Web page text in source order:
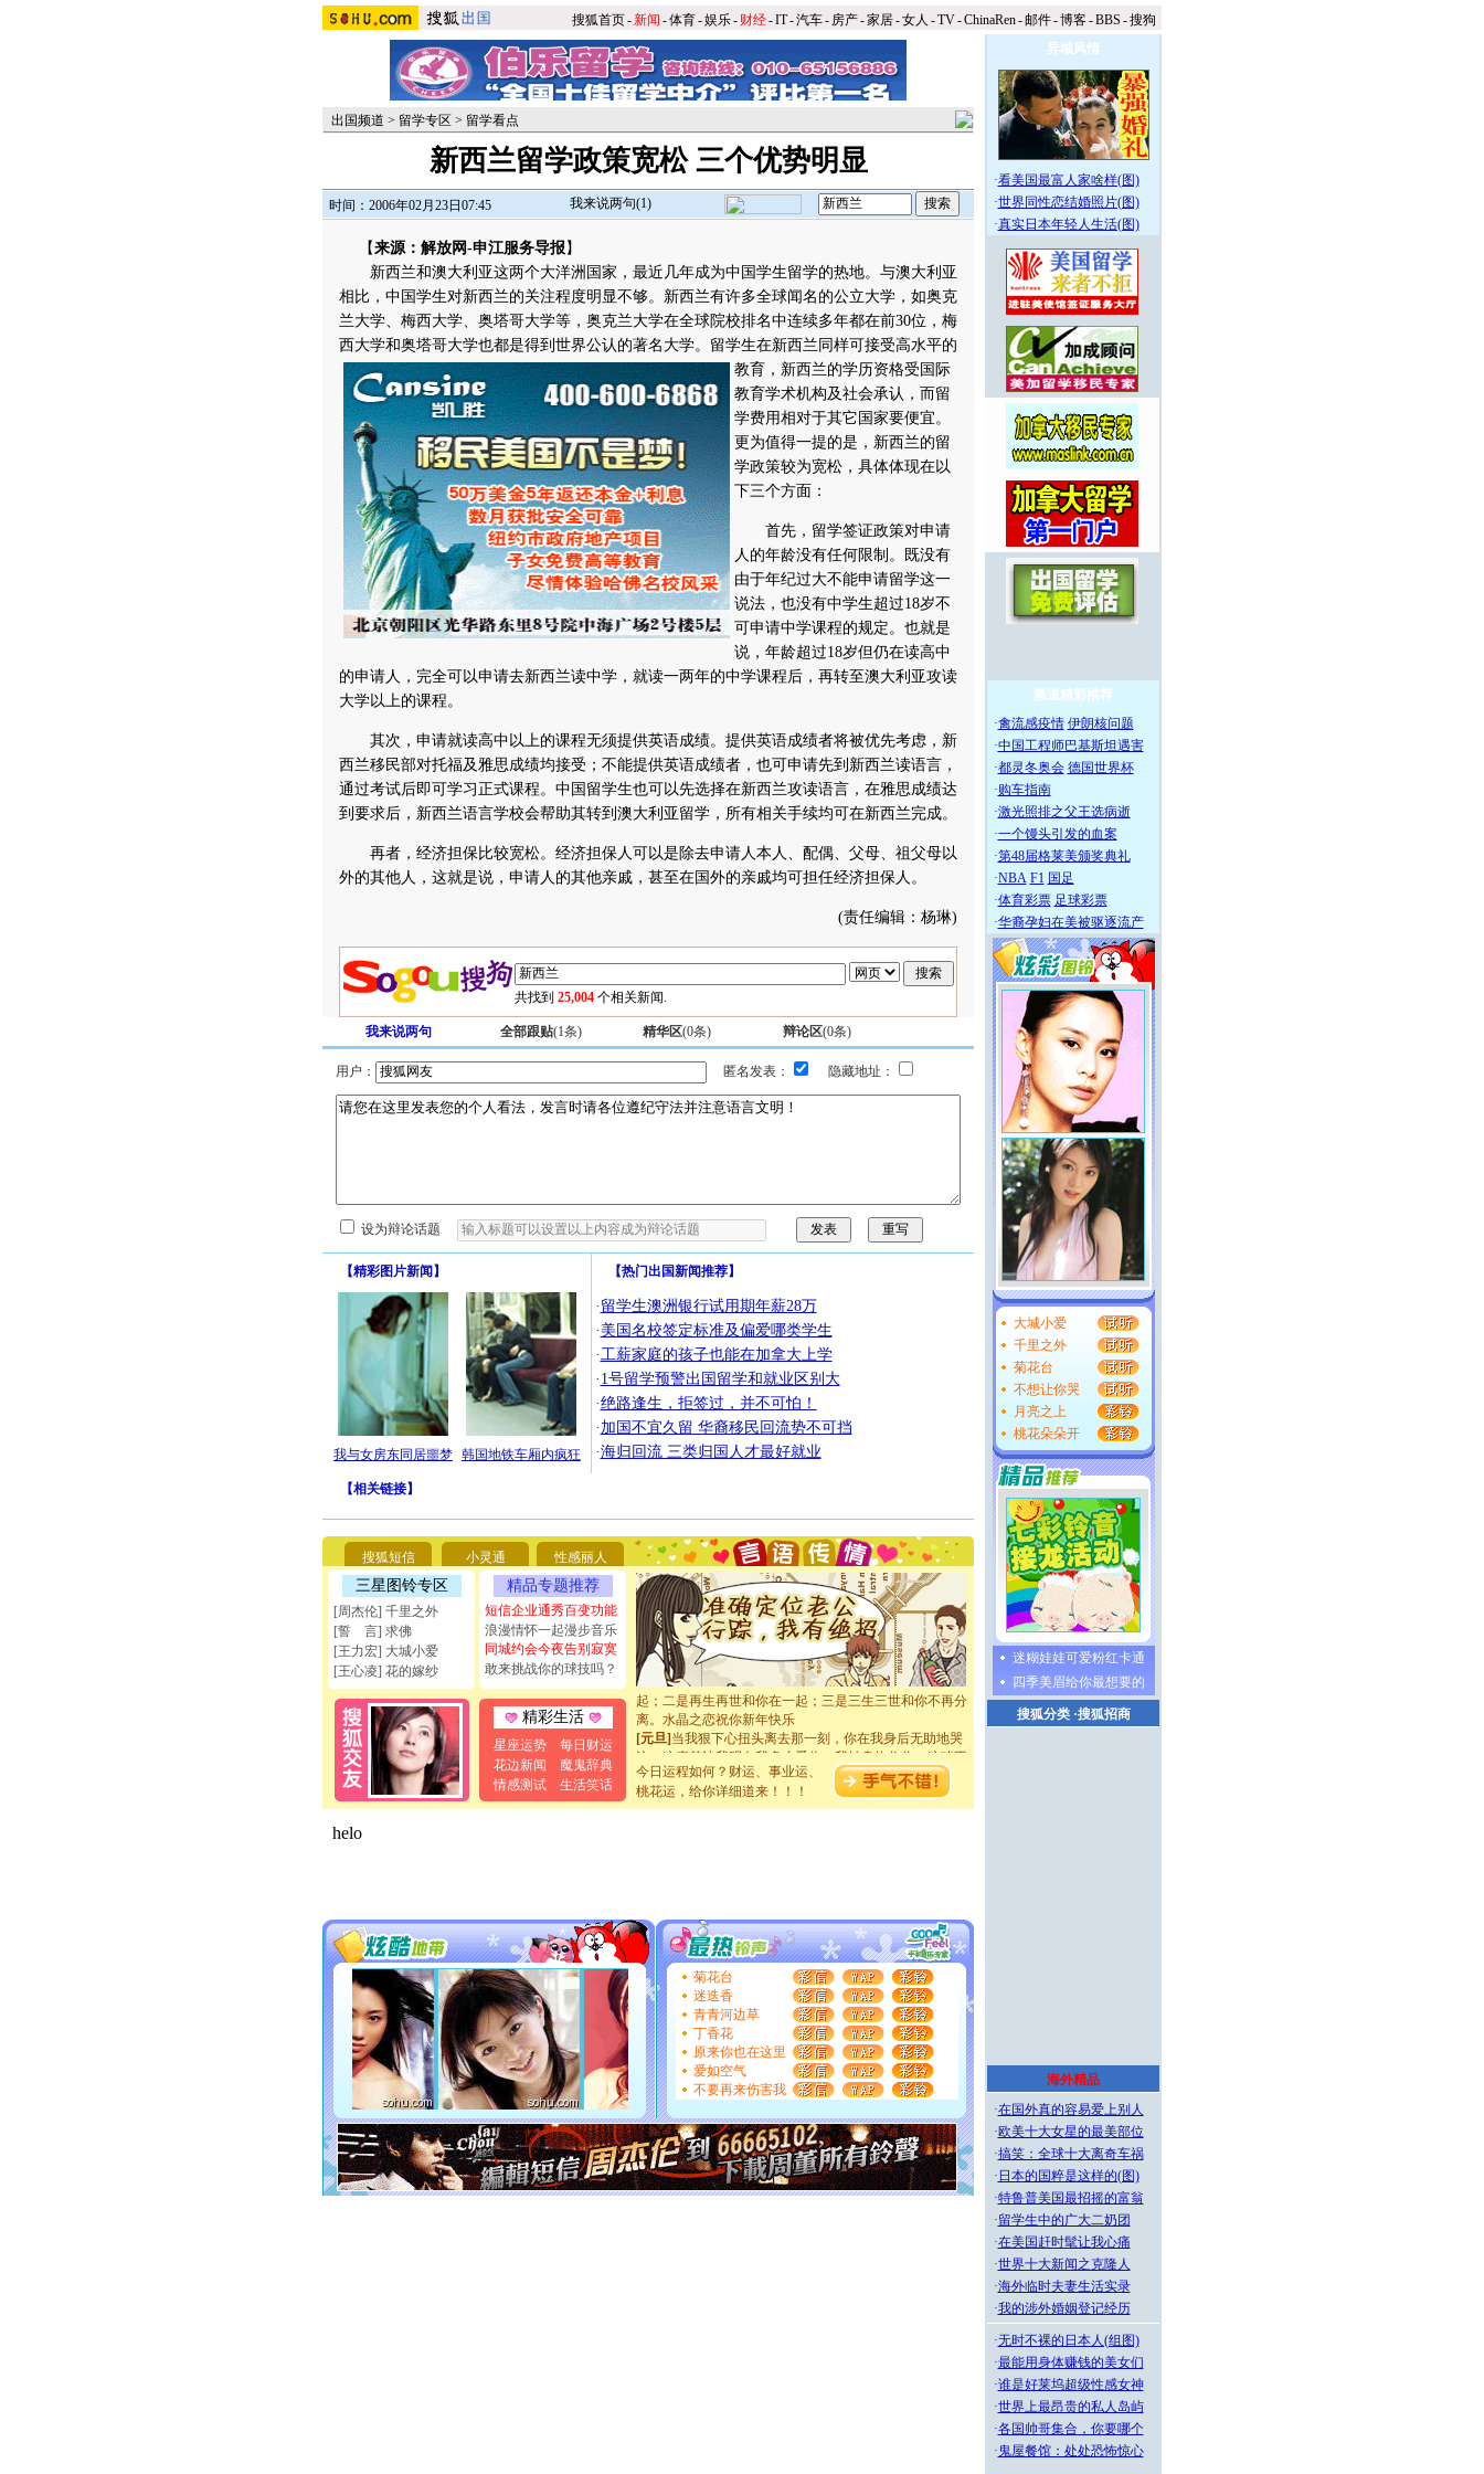
搜狐首页-新闻 -体育-娱乐- 财经-IT-汽车- 房产-家居-女人 -TV-ChinaRen-邮件-博客-BBS -搜狗
出国频道 > 留学专区 > 留学看点
新西兰留学政策宽松 三个优势明显
时间：2006年02月23日07:45 我来说两句(1)
【来源：解放网-申江服务导报】
新西兰和澳大利亚这两个大洋洲国家，最近几年成为中国学生留学的热地。与澳大利亚
相比，中国学生对新西兰的关注程度明显不够。新西兰有许多全球闻名的公立大学，如奥克
兰大学、梅西大学、奥塔哥大学等，奥克兰大学在全球院校排名中连续多年都在前30位，梅
西大学和奥塔哥大学也都是得到世界公认的著名大学。 留学生在新西兰同样可接受高水平的
教育，新西兰的学历资格受国际
教育学术机构及社会承认，而留
学费用相对于其它国家要便宜。
更为值得一提的是，新西兰的留
学政策较为宽松，具体体现在以
下三个方面：
首先，留学签证政策对申请
人的年龄没有任何限制。既没有
由于年纪过大不能申请留学这一
说法，也没有中学生超过18岁不
可申请中学课程的规定。也就是
说，年龄超过18岁但仍在读高中
的申请人，完全可以申请去新西兰读中学，就读一两年的中学课程后，再转至澳大利亚攻读
大学以上的课程。
其次，申请就读高中以上的课程无须提供英语成绩。提供英语成绩者将被优先考虑，新
西兰移民部对托福及雅思成绩均接受；不能提供英语成绩者，也可申请先到新西兰读语言，
通过考试后即可学习正式课程。中国留学生也可以先选择在新西兰攻读语言，在雅思成绩达
到要求后，新西兰语言学校会帮助其转到澳大利亚留学，所有相关手续均可在新西兰完成。
再者，经济担保比较宽松。经济担保人可以是除去申请人本人、配偶、父母、祖父母以
外的其他人，这就是说，申请人的其他亲戚，甚至在国外的亲戚均可担任经济担保人。
(责任编辑：杨琳)
共找到 25,004 个相关新闻.
我来说两句 全部跟贴(1条) 精华区(0条) 辩论区(0条)
用户： 匿名发表： 隐藏地址：
设为辩论话题
【精彩图片新闻 】
我与女房东同居噩梦 韩国地铁车厢内疯狂
【热门出国新闻推荐】
· 留学生澳洲银行试用期年薪28万
· 美国名校签定标准及偏爱哪类学生
·工薪家庭的孩子也能在加拿大上学
· 1号留学预警出国留学和就业区别大
·绝路逢生，拒签过，并不可怕！
· 加国不宜久留 华裔移民回流势不可挡
·海归回流 三类归国人才最好就业
【相关链接】
搜狐短信 小灵通 性感丽人
三星图铃专区
[周杰伦] 千里之外
[誓 言] 求佛
[王力宏] 大城小爱
[王心凌] 花的嫁纱
精品专题推荐
短信企业通秀百变功能
浪漫情怀一起漫步音乐
同城约会今夜告别寂寞
敢来挑战你的球技吗？
精彩生活
星座运势
每日财运
花边新闻
魔鬼辞典
情感测试
生活笑话
[圣诞节]不只这样的日子才会想起你,而是这样的日子才
能正大光明地骚扰你,告诉你,圣诞要快乐!新年要快乐!天
天都要快乐噢!
[圣诞节]奉上一颗祝福的心,在这个特别的日子里,愿幸福,
如意,快乐,鲜花,一切美好的祝愿与你同在.圣诞快乐!
[元旦] 看到你我会触电；看不到你我要充电；没有你我会
断电。爱你是我职业，想你是我事业，抱你是我特长，吻
你是我专业！水晶之恋祝你新年快乐
[元旦]如果上天让我许三个愿望，一是今生今世和你在一
起；二是再生再世和你在一起；三是三生三世和你不再分
离。水晶之恋祝你新年快乐
[元旦] 当我狠下心扭头离去那一刻，你在我身后无助地哭
泣，这痛楚让我明白我多么爱你。我转身抱住你：这猪不
卖了。水晶之恋祝你新年快乐。
[春节]风柔雨润好月圆，半岛铁盒伴身边，每日尽显开心
你太多，只有给你五千万：千万快乐！千万要健康！千万
要平安！千万要知足！千万不要忘记我！
[圣诞节]不只这样的日子才会想起你,而是这样的日子才
能正大光明地骚扰你,告诉你,圣诞要快乐!新年要快乐!天
天都要快乐噢!
[圣诞节]奉上一颗祝福的心,在这个特别的日子里,愿幸福,
如意,快乐,鲜花,一切美好的祝愿与你同在.圣诞快乐!
[元旦]
看到你我会触电；看不到你我要充电；没有你我会
断电。爱你是我职业，想你是我事业，抱你是我特长，吻
你是我专业！水晶之恋祝你新年快乐
[元旦]
起；二是再生再世和你在一起；三是三生三世和你不再分
离。水晶之恋祝你新年快乐
[元旦]当我狠下心扭头离去那一刻，你在我身后无助地哭
泣，这痛楚让我明白我多么爱你。我转身抱住你：这猪不
卖了。水晶之恋祝你新年快乐。
今日运程如何？财运、事业运、
桃花运，给你详细道来！！！
菊花台
迷迭香
青青河边草
丁香花
原来你也在这里
爱如空气
不要再来伤害我
异域风情
·看美国最富人家啥样(图)
·世界同性恋结婚照片(图)
·真实日本年轻人生活(图)
频道精彩推荐
·禽流感疫情 伊朗核问题
·中国工程师巴基斯坦遇害
·都灵冬奥会 德国世界杯
·购车指南
·激光照排之父王选病逝
·一个馒头引发的血案
·第48届格莱美颁奖典礼
·NBA F1 国足
·体育彩票 足球彩票
·华裔孕妇在美被驱逐流产
大城小爱
千里之外
菊花台
不想让你哭
月亮之上
桃花朵朵开
迷糊娃娃可爱粉红卡通
四季美眉给你最想要的
搜狐分类·搜狐招商
海外精品
·在国外真的容易爱上别人
·欧美十大女星的最美部位
·搞笑：全球十大离奇车祸
· 日本的国粹是这样的(图)
·特鲁普美国最招摇的富翁
·留学生中的广大二奶团
·在美国赶时髦让我心痛
·世界十大新闻之克隆人
·海外临时夫妻生活实录
·我的涉外婚姻登记经历
·无时不裸的日本人(组图)
·最能用身体赚钱的美女们
·谁是好莱坞超级性感女神
·世界上最昂贵的私人岛屿
·各国帅哥集合，你要哪个
· 鬼屋餐馆：处处恐怖惊心